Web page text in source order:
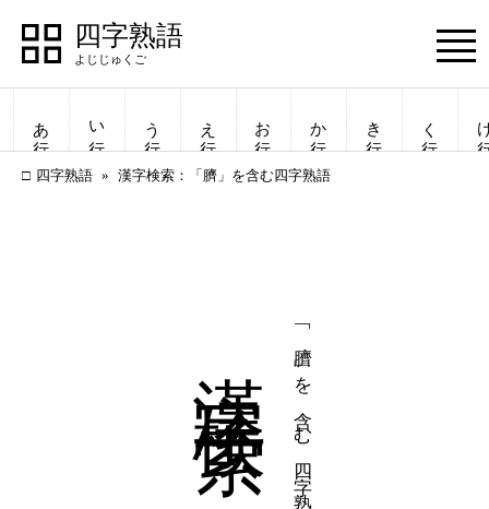
四字熟語
四字熟語
一覧表示
Menu
あ行 い行 う行 え行 お行 か行 き行 く行
四字熟語 漢字検索：「臍」を含む四字熟語
「臍」を含む四字熟語
四字熟語
一覧表示